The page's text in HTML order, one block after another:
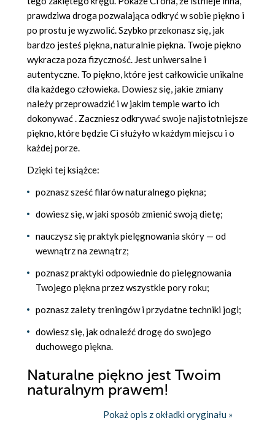
prawdziwa droga pozwalająca odkryć w sobie piękno i
po prostu je wyzwolić. Szybko przekonasz się, jak
bardzo jesteś piękna, naturalnie piękna. Twoje piękno
wykracza poza fizyczność. Jest uniwersalne i
autentyczne. To piękno, które jest całkowicie unikalne
dla każdego człowieka. Dowiesz się, jakie zmiany
należy przeprowadzić i w jakim tempie warto ich
dokonywać . Zaczniesz odkrywać swoje najistotniejsze
piękno, które będzie Ci służyło w każdym miejscu i o
każdej porze.
Dzięki tej książce:
poznasz sześć filarów naturalnego piękna;
dowiesz się, w jaki sposób zmienić swoją dietę;
nauczysz się praktyk pielęgnowania skóry — od
wewnątrz na zewnątrz;
poznasz praktyki odpowiednie do pielęgnowania
Twojego piękna przez wszystkie pory roku;
poznasz zalety treningów i przydatne techniki jogi;
dowiesz się, jak odnaleźć drogę do swojego
duchowego piękna.
Naturalne piękno jest Twoim
naturalnym prawem!
Pokaż opis z okładki oryginału »